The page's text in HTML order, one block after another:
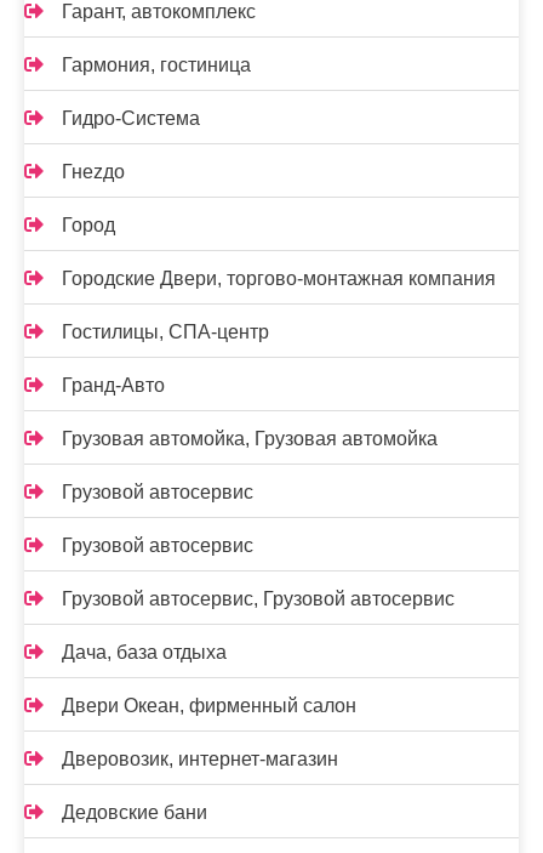
Гарант, автокомплекс
Гармония, гостиница
Гидро-Система
Гнеzдо
Город
Городские Двери, торгово-монтажная компания
Гостилицы, СПА-центр
Гранд-Авто
Грузовая автомойка, Грузовая автомойка
Грузовой автосервис
Грузовой автосервис
Грузовой автосервис, Грузовой автосервис
Дача, база отдыха
Двери Океан, фирменный салон
Дверовозик, интернет-магазин
Дедовские бани